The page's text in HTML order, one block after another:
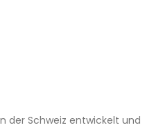
der Schweiz entwickelt und